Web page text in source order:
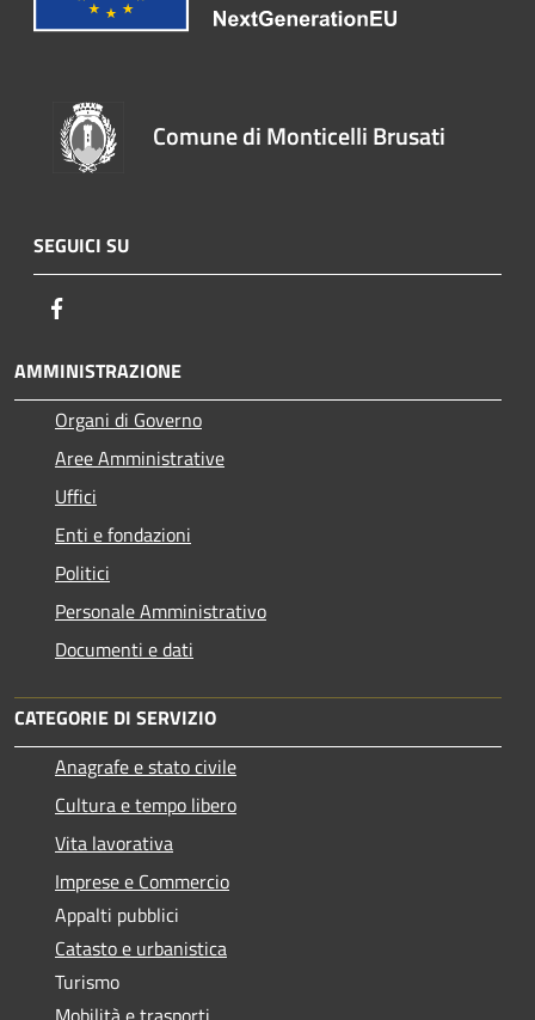
Comune di Monticelli Brusati
SEGUICI SU
AMMINISTRAZIONE
Organi di Governo
Aree Amministrative
Uffici
Enti e fondazioni
Politici
Personale Amministrativo
Documenti e dati
CATEGORIE DI SERVIZIO
Anagrafe e stato civile
Cultura e tempo libero
Vita lavorativa
Imprese e Commercio
Appalti pubblici
Catasto e urbanistica
Turismo